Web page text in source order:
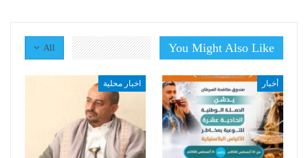
All You Might Also Like
أخبار اخبار محلية